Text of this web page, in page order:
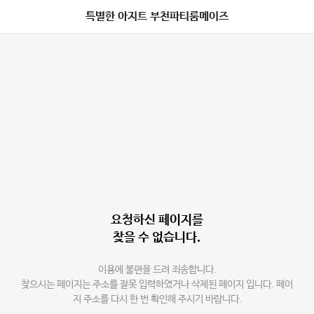
특별한 아지트 부천파티룸메이즈
요청하신 페이지를
찾을 수 없습니다.
이용에 불편을 드려 죄송합니다.
찾으시는 페이지는 주소를 잘못 입력하였거나 삭제된 페이지 입니다. 페이
지 주소를 다시 한 번 확인해 주시기 바랍니다.